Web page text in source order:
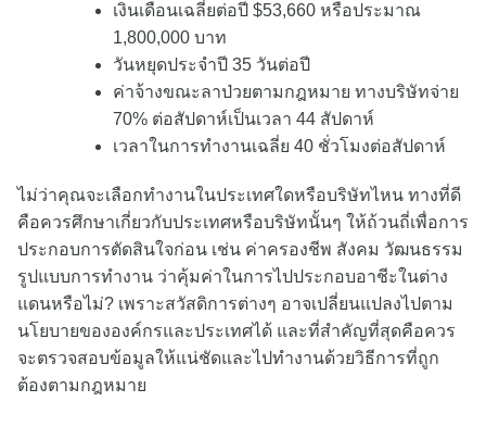
เงินเดือนเฉลี่ยต่อปี $53,660 หรือประมาณ
1,800,000 บาท
วันหยุดประจำปี 35 วันต่อปี
ค่าจ้างขณะลาป่วยตามกฎหมาย ทางบริษัทจ่าย
70% ต่อสัปดาห์เป็นเวลา 44 สัปดาห์
เวลาในการทำงานเฉลี่ย 40 ชั่วโมงต่อสัปดาห์
ไม่ว่าคุณจะเลือกทำงานในประเทศใดหรือบริษัทไหน ทางที่ดี
คือควรศึกษาเกี่ยวกับประเทศหรือบริษัทนั้นๆ ให้ถ้วนถี่เพื่อการ
ประกอบการตัดสินใจก่อน เช่น ค่าครองชีพ สังคม วัฒนธรรม
รูปแบบการทำงาน ว่าคุ้มค่าในการไปประกอบอาชีะในต่าง
แดนหรือไม่? เพราะสวัสดิการต่างๆ อาจเปลี่ยนแปลงไปตาม
นโยบายขององค์กรและประเทศได้ และที่สำคัญที่สุดคือควร
จะตรวจสอบข้อมูลให้แน่ชัดและไปทำงานด้วยวิธีการที่ถูก
ต้องตามกฎหมาย